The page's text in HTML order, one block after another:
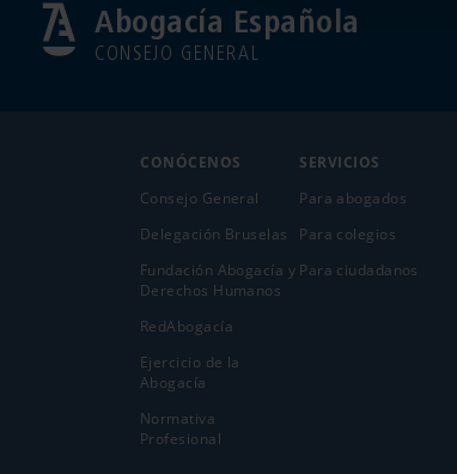
Abogacía Española
CONSEJO GENERAL
CONÓCENOS
Consejo General
Delegación Bruselas
Fundación Abogacía y
Derechos Humanos
RedAbogacía
Ejercicio de la
Abogací­a
Normativa
Profesional
SERVICIOS
Para abogados
Para colegios
Para ciudadanos